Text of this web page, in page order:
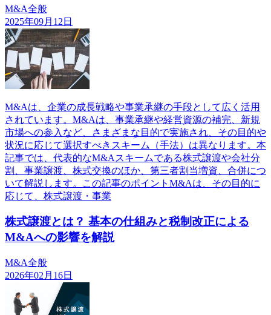
M&A全般
2025年09月12日
M&Aは、企業の成長戦略や事業承継の手段として広く活用
されています。M&Aは、事業承継や経営資源の補完、新規
市場への参入など、さまざまな目的で実施され、その目的や
状況に応じて選択すべきスキーム（手法）は異なります。本
記事では、代表的なM&Aスキームである株式譲渡や会社分
割、事業譲渡、株式交換のほか、第三者割当増資、合併につ
いて解説します。この記事のポイントM&Aは、その目的に
応じて、株式譲渡・事業
株式譲渡とは？ 基本の仕組みと税制改正による
M&Aへの影響を解説
M&A全般
2026年02月16日